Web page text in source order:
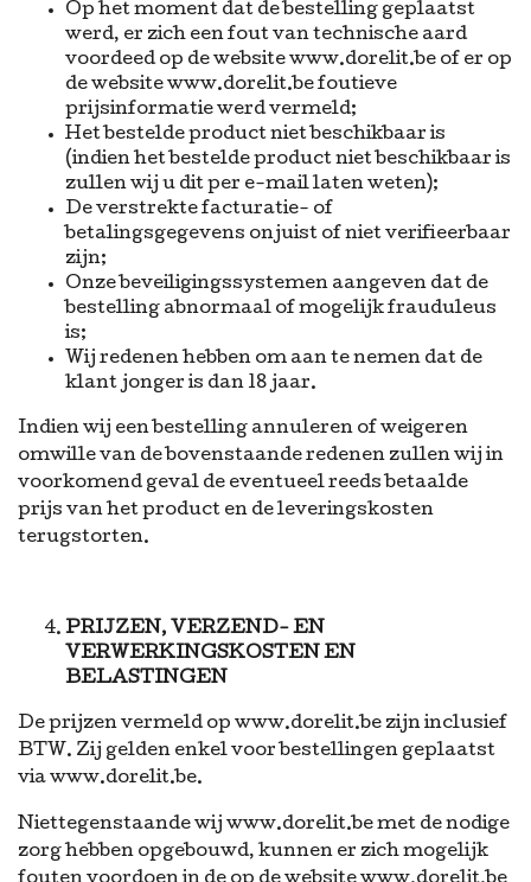
Op het moment dat de bestelling geplaatst
werd, er zich een fout van technische aard
voordeed op de website www.dorelit.be of er op
de website www.dorelit.be foutieve
prijsinformatie werd vermeld;
Het bestelde product niet beschikbaar is
(indien het bestelde product niet beschikbaar is
zullen wij u dit per e-mail laten weten);
De verstrekte facturatie- of
betalingsgegevens onjuist of niet verifieerbaar
zijn;
Onze beveiligingssystemen aangeven dat de
bestelling abnormaal of mogelijk frauduleus
is;
Wij redenen hebben om aan te nemen dat de
klant jonger is dan 18 jaar.
Indien wij een bestelling annuleren of weigeren
omwille van de bovenstaande redenen zullen wij in
voorkomend geval de eventueel reeds betaalde
prijs van het product en de leveringskosten
terugstorten.
PRIJZEN, VERZEND- EN
VERWERKINGSKOSTEN EN
BELASTINGEN
De prijzen vermeld op www.dorelit.be zijn inclusief
BTW. Zij gelden enkel voor bestellingen geplaatst
via www.dorelit.be.
Niettegenstaande wij www.dorelit.be met de nodige
zorg hebben opgebouwd, kunnen er zich mogelijk